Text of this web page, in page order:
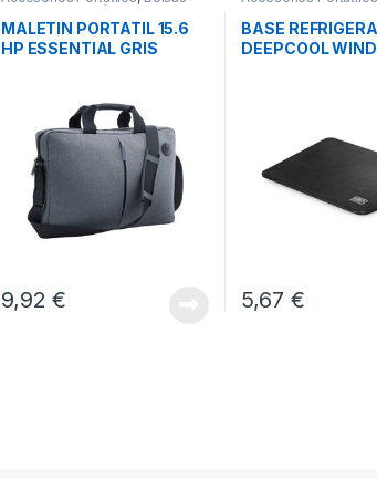
Transporte Portátiles
MALETIN PORTATIL 15.6
HP ESSENTIAL GRIS
9,92€
BASE
DEEPCOOL
5,67 €